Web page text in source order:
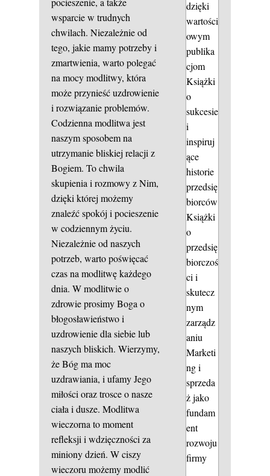
wsparcie w trudnych
chwilach. Niezależnie od
tego, jakie mamy potrzeby i
zmartwienia, warto polegać
na mocy modlitwy, która
może przynieść uzdrowienie
i rozwiązanie problemów.
Codzienna modlitwa jest
naszym sposobem na
utrzymanie bliskiej relacji z
Bogiem. To chwila
skupienia i rozmowy z Nim,
dzięki której możemy
znaleźć spokój i pocieszenie
w codziennym życiu.
Niezależnie od naszych
potrzeb, warto poświęcać
czas na modlitwę każdego
dnia. W modlitwie o
zdrowie prosimy Boga o
błogosławieństwo i
uzdrowienie dla siebie lub
naszych bliskich. Wierzymy,
że Bóg ma moc
uzdrawiania, i ufamy Jego
miłości oraz trosce o nasze
ciała i dusze. Modlitwa
wieczorna to moment
refleksji i wdzięczności za
miniony dzień. W ciszy
wieczoru możemy modlić
dzięki
wartości
owym
publika
cjom
Książki
o
sukcesie
i
inspiruj
ące
historie
przedsię
biorców
Książki
o
przedsię
biorczoś
ci i
skutecz
nym
zarządz
aniu
Marketi
ng i
sprzeda
ż jako
fundam
ent
rozwoju
firmy